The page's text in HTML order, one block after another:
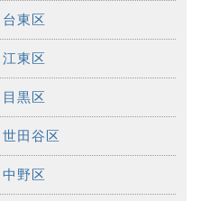
台東区
江東区
目黒区
世田谷区
中野区